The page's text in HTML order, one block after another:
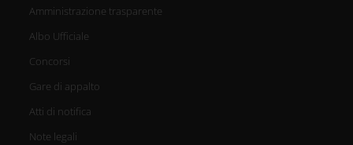
Amministrazione trasparente
Albo Ufficiale
Concorsi
Gare di appalto
Atti di notifica
Note legali